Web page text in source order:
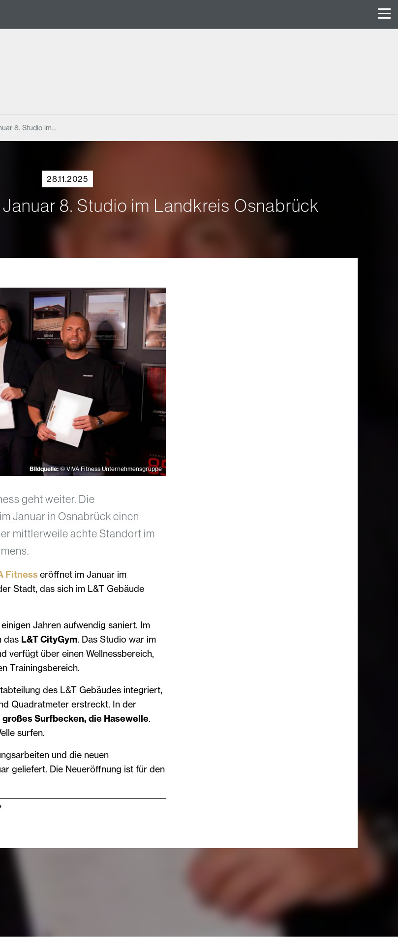
8. Studio im…
28.11.2025
8. Studio im Landkreis Osnabrück
Bildquelle:© VIVA Fitness Unternehmensgruppe
geht weiter. Die
Januar in Osnabrück einen
mittlerweile achte Standort im
Fitness eröffnet im Januar im
Stadt, das sich im L&T Gebäude
Jahren aufwendig saniert. Im
das L&T CityGym. Das Studio war im
verfügt über einen Wellnessbereich,
Trainingsbereich.
des L&T Gebäudes integriert,
Quadratmeter erstreckt. In der
großes Surfbecken, die Hasewelle.
surfen.
und die neuen
geliefert. Die Neueröffnung ist für den